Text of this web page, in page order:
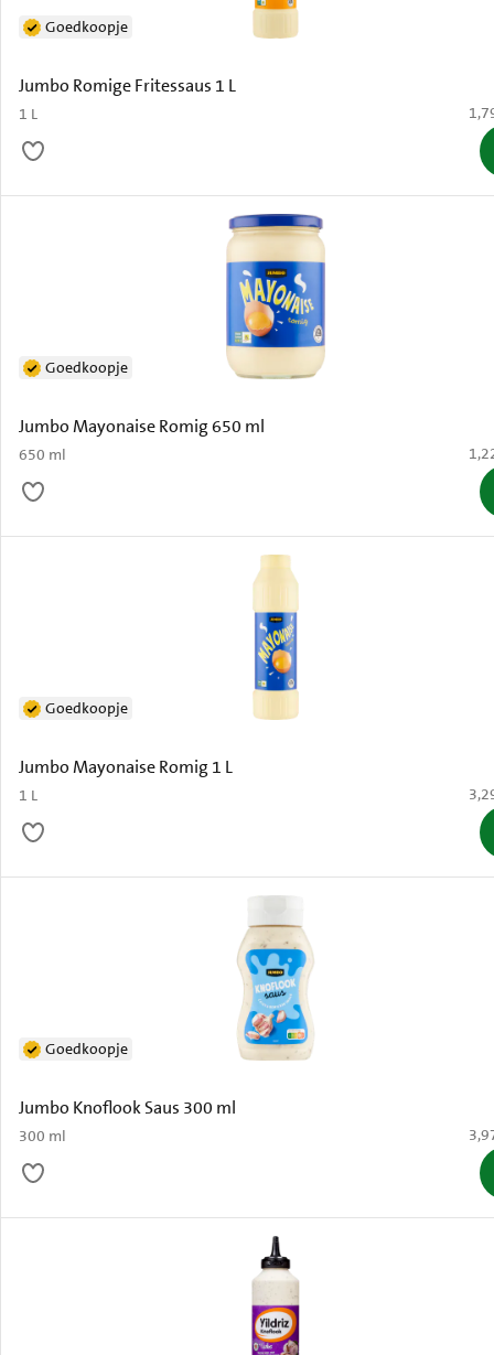
Jumbo Romige Fritessaus 1 L
1 L
Goedkoopje
€
Jumbo Mayonaise Romig 650 ml
650 ml
Goedkoopje
€
Jumbo Mayonaise Romig 1 L
1 L
Goedkoopje
€
Jumbo Knoflook Saus 300 ml
300 ml
Goedkoopje
€